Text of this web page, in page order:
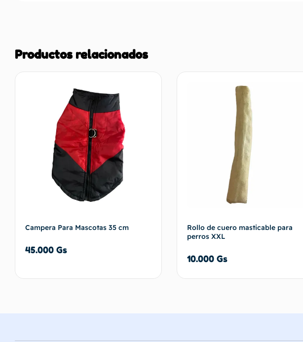
Productos relacionados
Campera Para Mascotas 35 cm
45.000 Gs
Rollo de cuero masticable para
perros XXL
10.000 Gs